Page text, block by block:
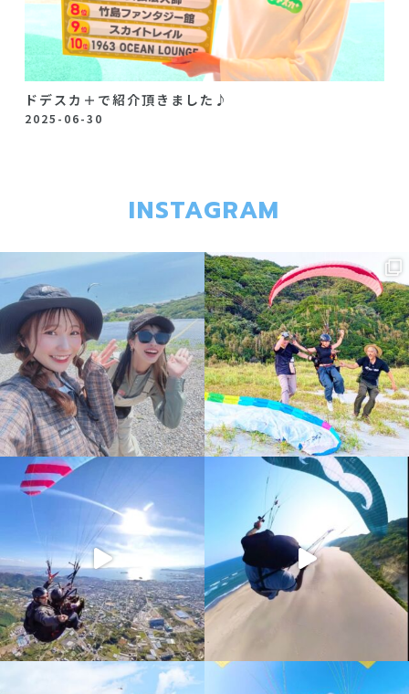
ドデスカ＋で紹介頂きました♪
2025-06-30
INSTAGRAM